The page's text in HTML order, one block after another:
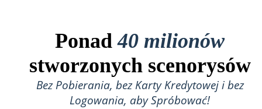
Ponad40 milionów
stworzonych scenorysów
Bez Pobierania, bez Karty Kredytowej i bez
Logowania, aby Spróbować!